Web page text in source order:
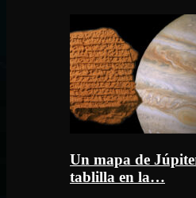
Un mapa de
tablilla en la…